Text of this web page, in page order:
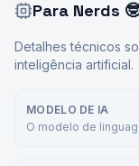
Para Nerds
Detalhes técnicos
inteligência artificial.
MODELO DE IA
O modelo de